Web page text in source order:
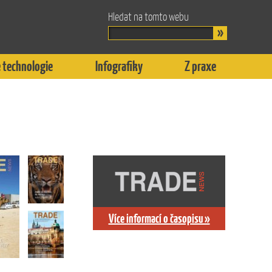
Hledat na tomto webu
technologie Infografiky Z praxe
Více informací o časopisu »